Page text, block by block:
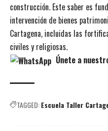
construcción. Este saber es
intervención de bienes
Cartagena, incluidas las
civiles y religiosas.
Únete a
TAGGED:Escuela Taller